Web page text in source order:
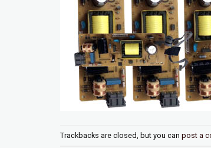
Trackbacks are closed, but you can post a